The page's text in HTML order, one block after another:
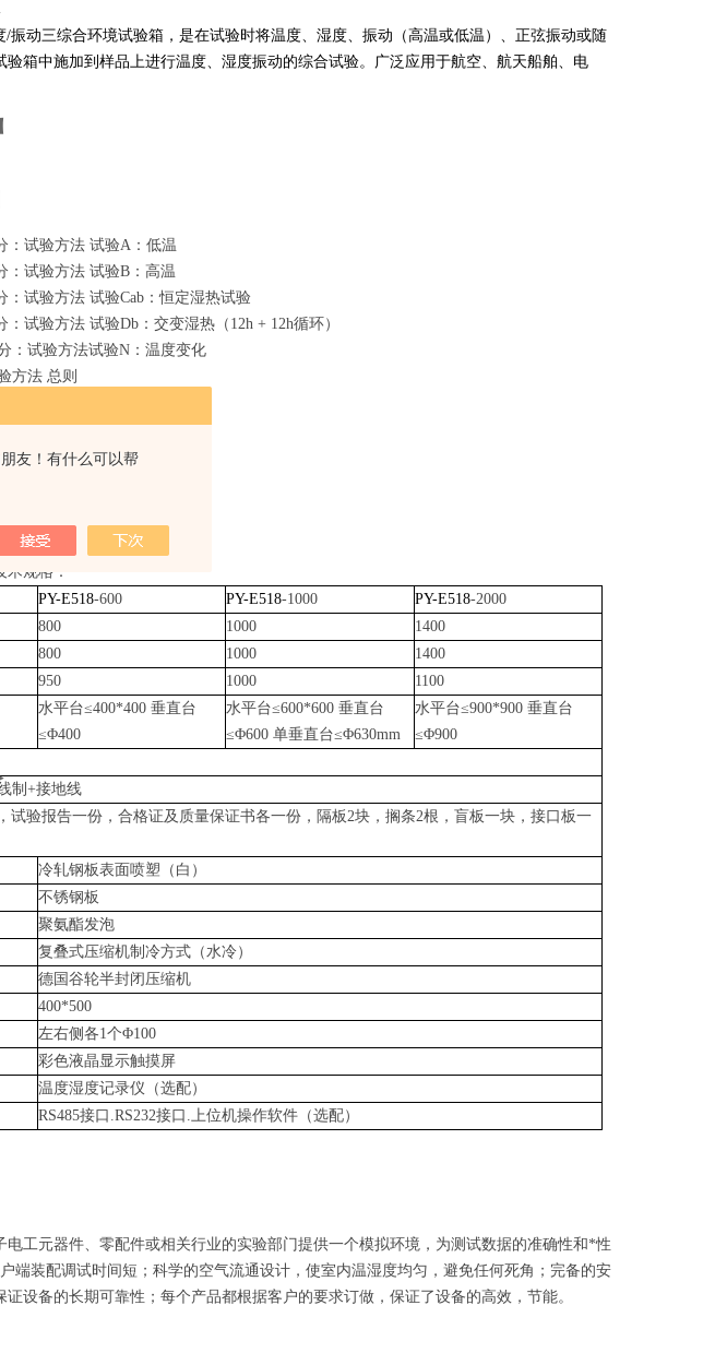
友！有什么可以帮
/振动三综合环境试验箱，是在试验时将温度、湿度、振动（高温或低温）、正弦振动或随
箱中施加到样品上进行温度、湿度振动的综合试验。广泛应用于航空、航天船舶、电
：试验方法 试验A：低温
：试验方法 试验B：高温
试验方法 试验Cab：恒定湿热试验
试验方法 试验Db：交变湿热（12h + 12h循环）
：试验方法试验N：温度变化
方法 总则
：高温试验
：低温试验
：湿热试验
法
）。
术规格：
PY-E518-600 PY-E518-1000 PY-E518-2000
800 1000
1400
800 1000
1400
950 1000 1100
水平台≤400*400 垂直台
≤Φ400
水平台≤600*600 垂直台
≤Φ600 单垂直台≤Φ630mm
水平台≤900*900 垂直台
≤Φ900
制+接地线
试验报告一份，合格证及质量保证书各一份，隔板2块，搁条2根，盲板一块，接口板一
冷轧钢板表面喷塑（ 白）
不锈钢板
聚氨酯发泡
复叠式压缩机制冷方式（水冷）
德国谷轮半封闭压缩机
400*500
左右侧各1个Φ100
彩色液晶显示触摸屏
温度湿度记录仪（选配）
RS485接口.RS232接口.上位机操作软件（选配）
工元器件、零配件或相关行业的实验部门提供一个模拟环境，为测试数据的准确性和*性
端装配调试时间短；科学的空气流通设计，使室内温湿度均匀，避免任何死角；完备的安
设备的长期可靠性；每个产品都根据客户的要求订做，保证了设备的高效，节能。